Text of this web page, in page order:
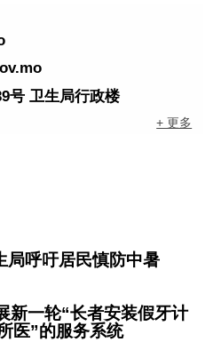
号 卫生局行政楼
+ 更多
呼吁居民慎防中暑
新一轮“长者安装假牙计
医”的服务系统